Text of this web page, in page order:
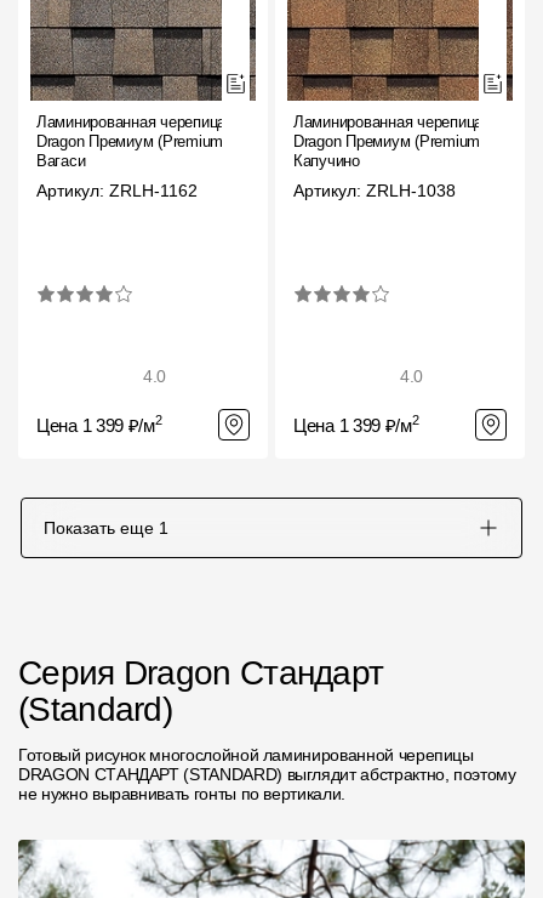
Ламинированная черепица
Dragon Премиум (Premium),
Вагаси
Артикул: ZRLH-1162
4.0
Цена 1 399 ₽/м2
Ламинированная черепица
Dragon Премиум (Premium),
Капучино
Артикул: ZRLH-1038
4.0
Цена 1 399 ₽/м2
Показать еще 1
Серия Dragon Стандарт
(Standard)
Готовый рисунок многослойной ламинированной черепицы
DRAGON СТАНДАРТ (STANDARD) выглядит абстрактно, поэтому
не нужно выравнивать гонты по вертикали.